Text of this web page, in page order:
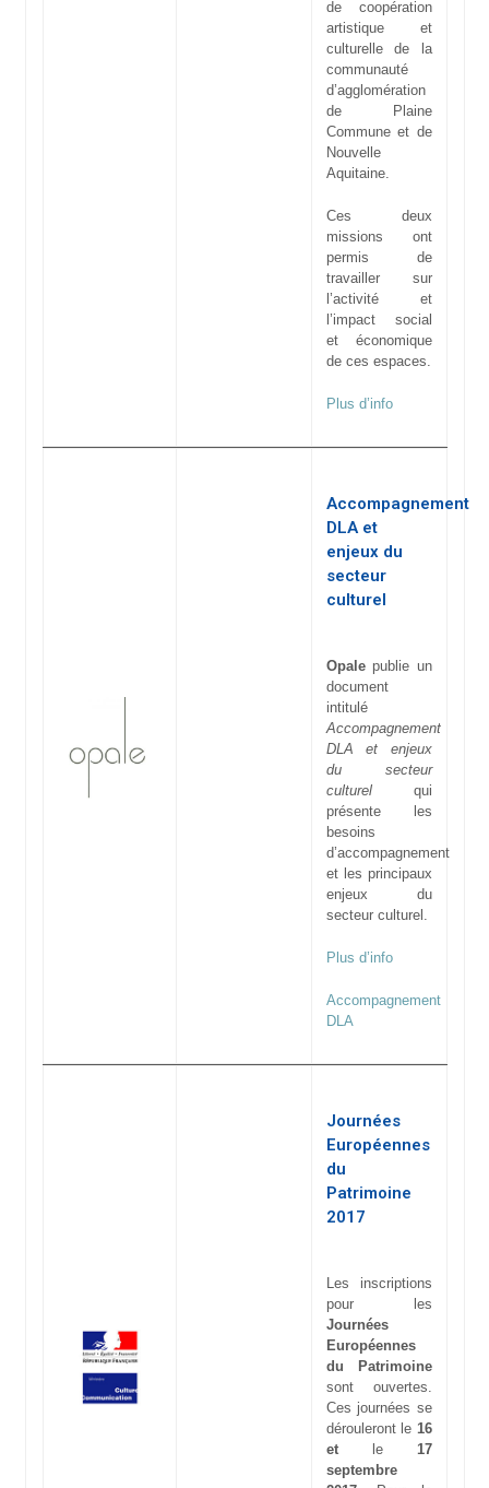
de coopération
artistique et
culturelle de la
communauté
d’agglomération
de Plaine
Commune et de
Nouvelle
Aquitaine.
Ces deux
missions ont
permis de
travailler sur
l’activité et
l’impact social
et économique
de ces espaces.
Plus d’info
Accompagnement
DLA et
enjeux du
secteur
culturel
Opalepublie un
document
intitulé
Accompagnement
DLA et enjeux
du secteur
culturel qui
présente les
besoins
d’accompagnement
et les principaux
enjeux du
secteur culturel.
Plus d’info
Accompagnement
DLA
Journées
Européennes
du
Patrimoine
2017
Les inscriptions
pour les
Journées
Européennes
du Patrimoine
sont ouvertes.
Ces journées se
dérouleront le 16
et
le17
septembre